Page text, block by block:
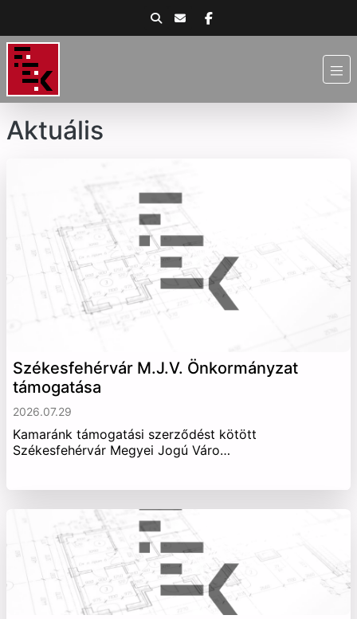
Aktuális
Székesfehérvár M.J.V. Önkormányzat
támogatása
2026.07.29
Kamaránk támogatási szerződést kötött
Székesfehérvár Megyei Jogú Váro…